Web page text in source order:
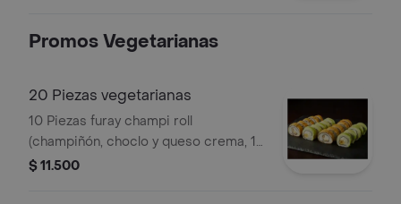
Promos Vegetarianas
20 Piezas vegetarianas
10 Piezas furay champi roll
(champiñón, choclo y queso crema, 10
piezas env en palta (palmito, queso
$ 11.500